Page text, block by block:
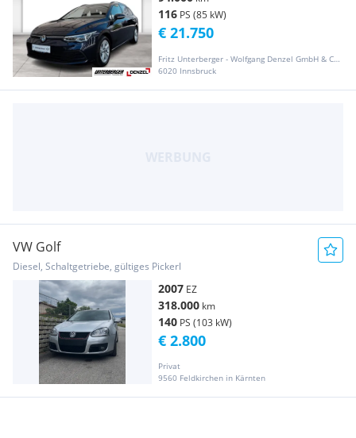
116 PS (85 kW)
Fritz Unterberger - Wolfgang Denzel GmbH & CO KG
6020 Innsbruck
€ 21.750
VW Golf
Diesel, Schaltgetriebe, gültiges Pickerl
2007 EZ
318.000 km
140 PS (103 kW)
Privat
9560 Feldkirchen in Kärnten
€ 2.800